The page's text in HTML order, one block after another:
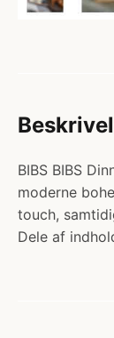
BIBS BIBS
moderne
touch,
Dele af